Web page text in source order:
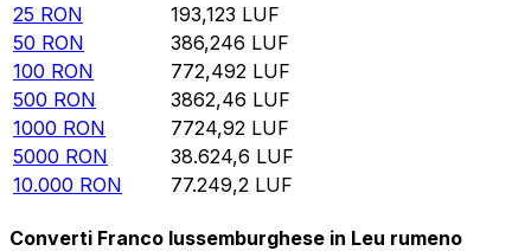
25 RON 193,123 LUF
50 RON 386,246 LUF
100 RON 772,492 LUF
500 RON 3862,46 LUF
1000 RON 7724,92 LUF
5000 RON 38.624,6 LUF
10.000 RON 77.249,2 LUF
Converti Franco lussemburghese in Leu rumeno